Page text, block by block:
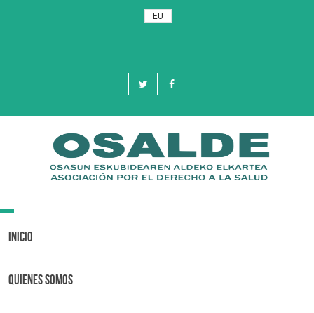
EU
Toggle
Inicio
Quienes Somos